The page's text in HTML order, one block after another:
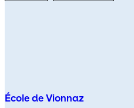
École de Vionnaz